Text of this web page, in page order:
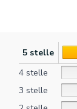
5 stelle
4 stelle
3 stelle